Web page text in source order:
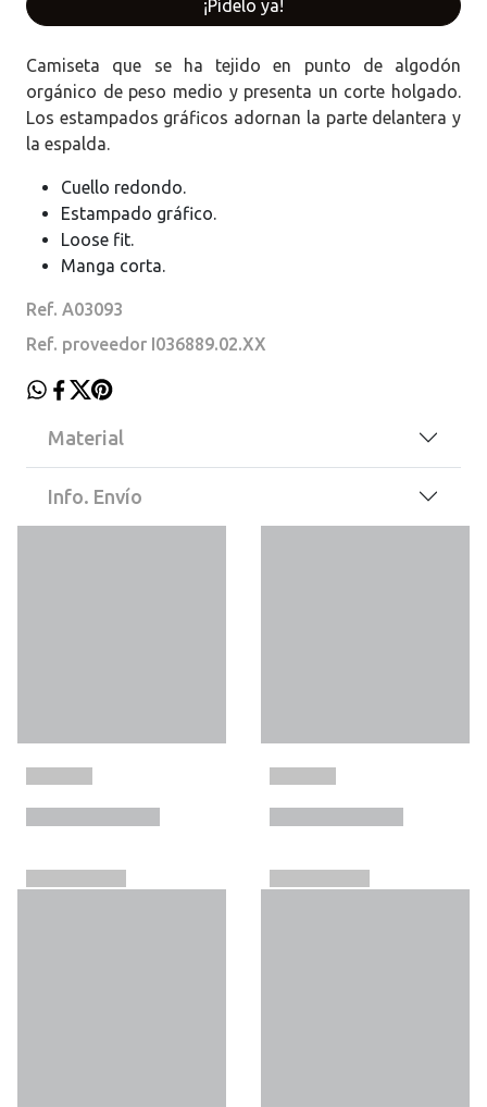
¡Pídelo ya!
Camiseta que se ha tejido en punto de algodón
orgánico de peso medio y presenta un corte holgado.
Los estampados gráficos adornan la parte delantera y
la espalda.
Cuello redondo.
Estampado gráfico.
Loose fit.
Manga corta.
Ref. A03093
Ref. proveedor I036889.02.XX
Material
Info. Envío